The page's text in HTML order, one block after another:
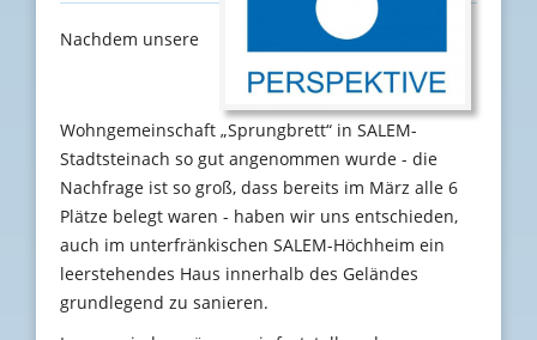
Nachdem unsere
Wohngemeinschaft „Sprungbrett“ in SALEM-
Stadtsteinach so gut angenommen wurde - die
Nachfrage ist so groß, dass bereits im März alle 6
Plätze belegt waren - haben wir uns entschieden,
auch im unterfränkischen SALEM-Höchheim ein
leerstehendes Haus innerhalb des Geländes
grundlegend zu sanieren.